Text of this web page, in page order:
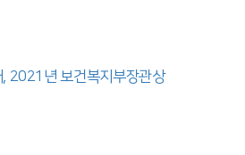
, 2021년 보건복지부장관상